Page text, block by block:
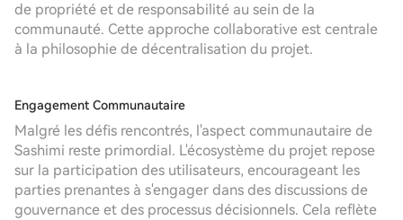
de propriété et de responsabilité au sein de la
communauté. Cette approche collaborative est centrale
à la philosophie de décentralisation du projet.
Engagement Communautaire
Malgré les défis rencontrés, l'aspect communautaire de
Sashimi reste primordial. L'écosystème du projet repose
sur la participation des utilisateurs, encourageant les
parties prenantes à s'engager dans des discussions de
gouvernance et des processus décisionnels. Cela reflète